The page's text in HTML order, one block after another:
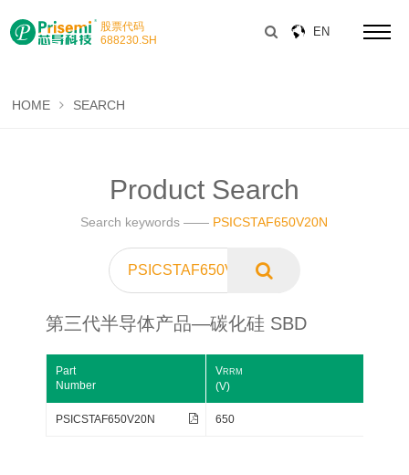
股票代码
688230 .SH
EN
HOME SEARCH
Product Search
Search keywords —— PSICSTAF650V20N
第三代半导体产品—碳化硅 SBD
Part
Number
V
(V)
PSICSTAF650V20N 650